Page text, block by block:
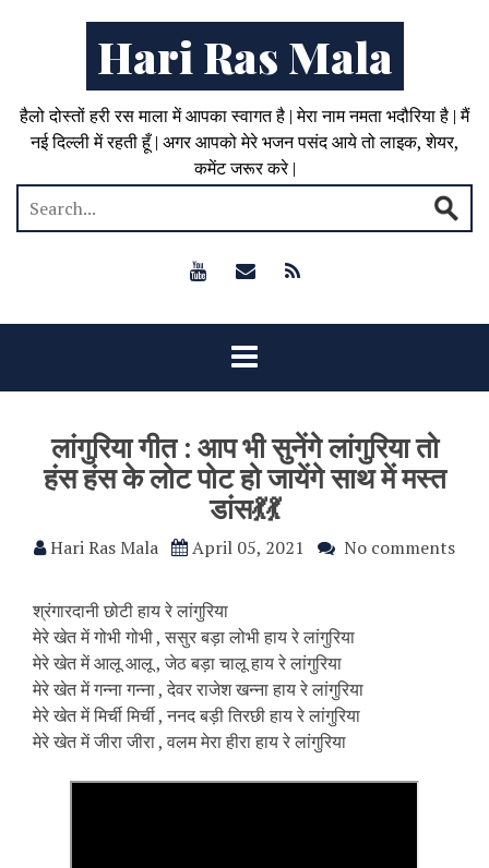
Hari Ras Mala
हैलो दोस्तों हरी रस माला में आपका स्वागत है | मेरा नाम नमता भदौरिया है | मैं
नई दिल्ली में रहती हूँ | अगर आपको मेरे भजन पसंद आये तो लाइक, शेयर,
कमेंट जरूर करे |
लांगुरिया गीत : आप भी सुनेंगे लांगुरिया तो
हंस हंस के लोट पोट हो जायेंगे साथ में मस्त
डांस💃💃
Hari Ras Mala April 05, 2021 No comments
श्रंगारदानी छोटी हाय रे लांगुरिया
मेरे खेत में गोभी गोभी , ससुर बड़ा लोभी हाय रे लांगुरिया
मेरे खेत में आलू आलू , जेठ बड़ा चालू हाय रे लांगुरिया
मेरे खेत में गन्ना गन्ना , देवर राजेश खन्ना हाय रे लांगुरिया
मेरे खेत में मिर्ची मिर्ची , ननद बड़ी तिरछी हाय रे लांगुरिया
मेरे खेत में जीरा जीरा , वलम मेरा हीरा हाय रे लांगुरिया